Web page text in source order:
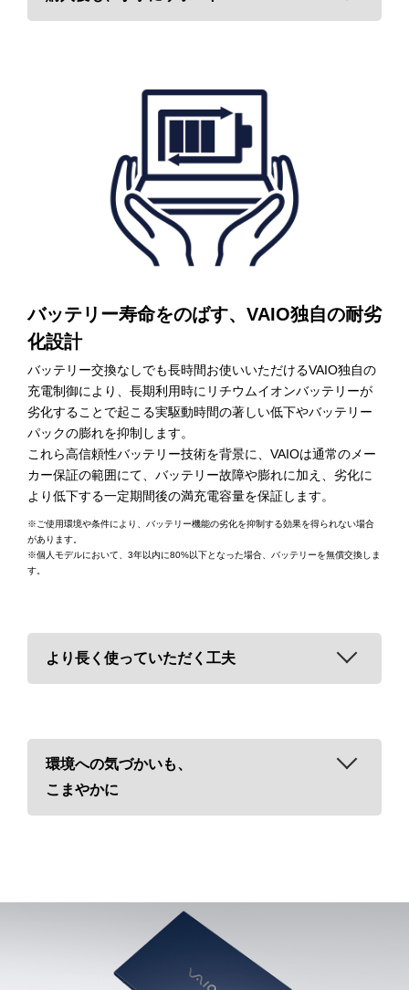
ご購入いただいたVAIOで分からないことがあれば、
をチェック。気軽に質問できるチャットサポー
トや、日本国内の専門スタッフが対応する電話サポートを無
償でご利用いただけます。インターネットを通じてお客さま
のPC画面をオペレーターのPC画面に表示し、同じ画面を見
ながらご説明するリモートサポートも行っています。
お好みに合わせた設定をわかりやすくガイ
初めてVAIOをお使いになるときもご安心ください。VAIO
User Guide Utilityが設定をサポートします。VAIO F14の大
画面をより快適に使っていただくための「目に優しいモー
ド」や「文字の大きさ」をはじめ、お好みに合わせた設定も
VAIOオーナーサイト
バッテリー寿命をのばす、 VAIO独自の耐劣
化設計
バッテリー交換なしでも長時間お使いいただけるVAIO独自の
充電制御により、長期利用時にリチウムイオンバッテリーが
劣化することで起こる実駆動時間の著しい低下やバッテリー
パックの膨れを抑制します。
これら高信頼性バッテリー技術を背景に、VAIOは通常のメー
カー保証の範囲にて、バッテリー故障や膨れに加え、劣化に
より低下する一定期間後の満充電容量を保証します。
※ご使用環境や条件により、バッテリー機能の劣化を抑制する効果を得られない場合
があります。
※個人モデルにおいて、3年以内に80%以下となった場合、バッテリーを無償交換しま
す。
より長く使っていただく工夫
キーボードのキーひとつひとつを、特別配合したUV硬化塗
装でしっかりとコーティング。キートップの文字が消えにく
強くうつくしいフラットアルミパームレス
ト
環境への気づかいも、
こまやかに
スチック総質量の約10%）に再生材*を使用することで、循
環型社会の実現を目指します。
* 再生原料由来の異色点が見られる場合があります。